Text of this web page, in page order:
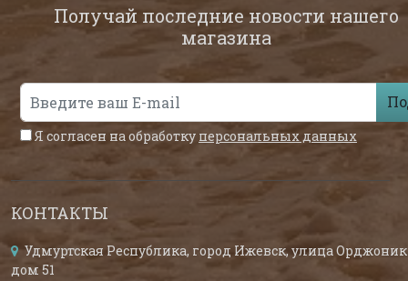
Получай последние новости нашего
магазина
Я согласен на обработку персональных данных
КОНТАКТЫ
Удмуртская Республика, город Ижевск, улица
дом 51